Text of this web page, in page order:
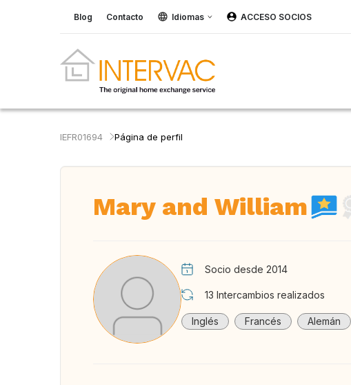
Blog Contacto Idiomas ACCESO SOCIOS
IEFR01694 Página de perfil
Mary and William
Socio desde 2014
13 Intercambios realizados
Inglés Francés Alemán